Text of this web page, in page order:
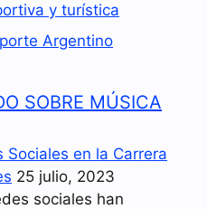
y turística
Argentino
SOBRE MÚSICA
Sociales en la Carrera
25 julio, 2023
sociales han